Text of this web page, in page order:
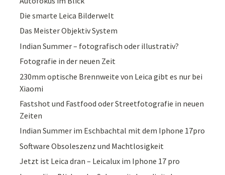
Die smarte Leica Bilderwelt
Das Meister Objektiv System
Indian Summer – fotografisch oder illustrativ?
Fotografie in der neuen Zeit
230mm optische Brennweite von Leica gibt es nur bei
Xiaomi
Fastshot und Fastfood oder Streetfotografie in neuen
Zeiten
Indian Summer im Eschbachtal mit dem Iphone 17pro
Software Obsoleszenz und Machtlosigkeit
Jetzt ist Leica dran – Leicalux im Iphone 17 pro